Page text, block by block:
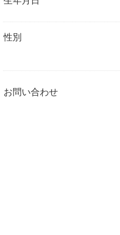
性別
お問い合わせ